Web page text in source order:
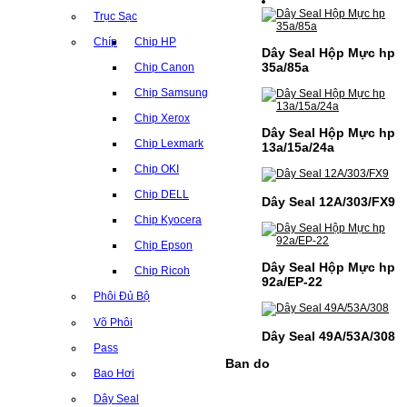
Trục Sạc
Chíp Chip HP
Chip Canon
Chip Samsung
Chip Xerox
Chip Lexmark
Chip OKI
Chip DELL
Chip Kyocera
Chip Epson
Chip Ricoh
Phôi Đủ Bộ
Võ Phôi
Pass
Bao Hơi
Dây Seal
Dây Seal Hộp Mực hp
35a/85a
Dây Seal Hộp Mực hp
13a/15a/24a
Dây Seal 12A/303/FX9
Dây Seal Hộp Mực hp
92a/EP-22
Dây Seal 49A/53A/308
Ban do